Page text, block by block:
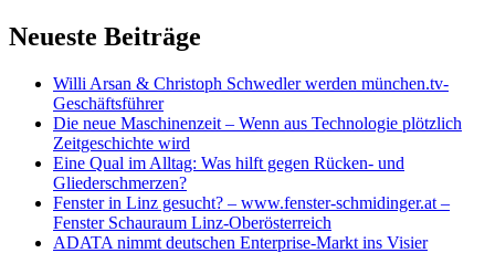
Neueste Beiträge
Willi Arsan & Christoph Schwedler werden münchen.tv-
Geschäftsführer
Die neue Maschinenzeit – Wenn aus Technologie plötzlich
Zeitgeschichte wird
Eine Qual im Alltag: Was hilft gegen Rücken- und
Gliederschmerzen?
Fenster in Linz gesucht? – www.fenster-schmidinger.at –
Fenster Schauraum Linz-Oberösterreich
ADATA nimmt deutschen Enterprise-Markt ins Visier